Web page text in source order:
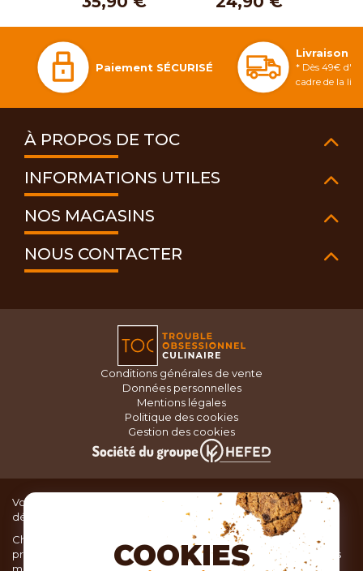
Paiement SÉCURISÉ
Livraison
* Dès 49€
cadre de la
À PROPOS DE TOC
INFORMATIONS UTILES
NOS MAGASINS
NOUS CONTACTER
Conditions générales de vente
Données personnelles
Mentions légales
Politique des cookies
Gestion des cookies
Vous recherchez du matériel de cuisine pour concocter de
délicieux plats ou des pâtisseries dignes d’un grand chef ?
Chez TOC, boutique d’ustensiles de cuisine, nous vous
proposons une large sélection de produits issus des meilleures
marques de matériel de cuisine: Ustensiles de pâtisserie,
COOKIES